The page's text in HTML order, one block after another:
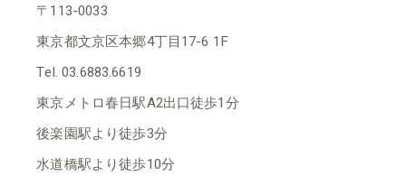
〒113-0033
東京都文京区本郷4丁目17-6 1F
Tel. 03.6883.6619
東京メトロ春日駅A2出口徒歩1分
後楽園駅より徒歩3分
水道橋駅より徒歩10分